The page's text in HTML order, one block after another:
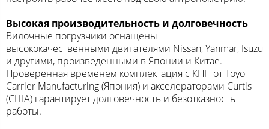
Высокая производительность и долговечность
Вилочные погрузчики оснащены
высококачественными двигателями Nissan, Yanmar, Isuzu
и другими, произведенными в Японии и Китае.
Проверенная временем комплектация с КПП от Toyo
Carrier Manufacturing (Япония) и акселераторами Curtis
(США) гарантирует долговечность и безотказность
работы.